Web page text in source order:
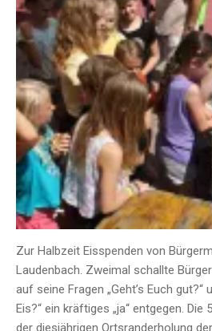
Zur Halbzeit Eisspenden von
Laudenbach. Zweimal schallte
auf seine Fragen „Geht’s Euch gut?“
Eis?“ ein kräftiges „ja“ entgegen.
der diesjährigen Ortsranderholung